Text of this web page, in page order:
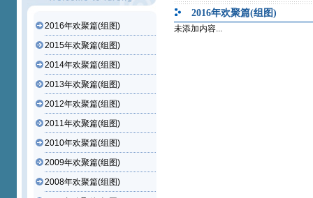
2016年欢聚篇(组图)
2015年欢聚篇(组图)
2014年欢聚篇(组图)
2013年欢聚篇(组图)
2012年欢聚篇(组图)
2011年欢聚篇(组图)
2010年欢聚篇(组图)
2009年欢聚篇(组图)
2008年欢聚篇(组图)
2016年欢聚篇(组图)
未添加内容...